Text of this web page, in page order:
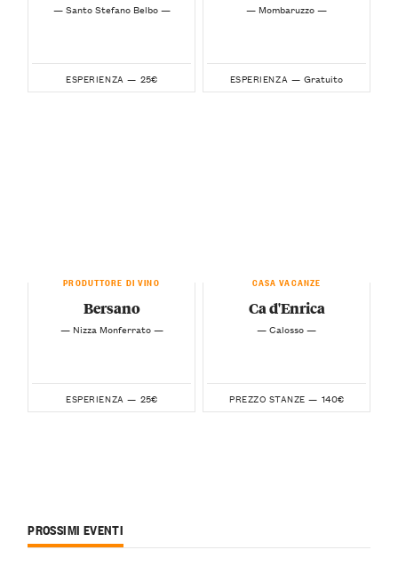
— Santo Stefano Belbo —
ESPERIENZA — 25€
— Mombaruzzo —
ESPERIENZA — Gratuito
PRODUTTORE DI VINO
Bersano
— Nizza Monferrato —
ESPERIENZA — 25€
CASA VACANZE
Ca d'Enrica
— Calosso —
PREZZO STANZE — 140€
PROSSIMI EVENTI